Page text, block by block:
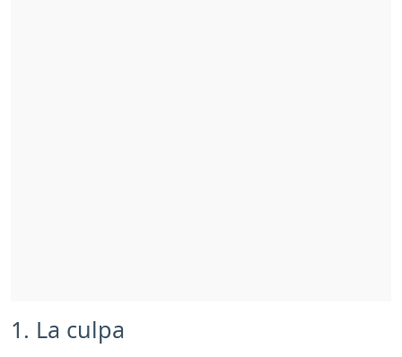
1. La culpa